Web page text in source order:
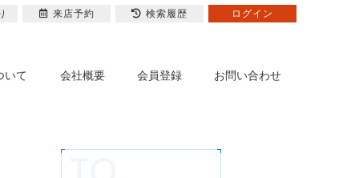
いて 会社概要 会員登録 お問い合わせ
来店予約 検索履歴 ログイン